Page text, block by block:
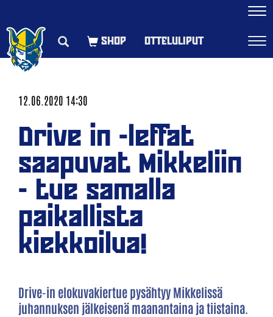
OTTELULIPUT
12.06.2020 14:30
Drive in -leffat
saapuvat Mikkeliin
- tue samalla
paikallista
kiekkoilua!
Drive-in elokuvakiertue pysähtyy Mikkelissä
juhannuksen jälkeisenä maanantaina ja tiistaina.